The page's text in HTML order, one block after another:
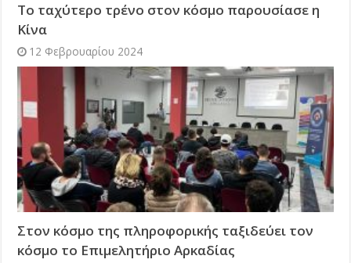
Το ταχύτερο τρένο στον κόσμο παρουσίασε η
Κίνα
12 Φεβρουαρίου 2024
Στον κόσμο της πληροφορικής ταξιδεύει τον
κόσμο το Επιμελητήριο Αρκαδίας